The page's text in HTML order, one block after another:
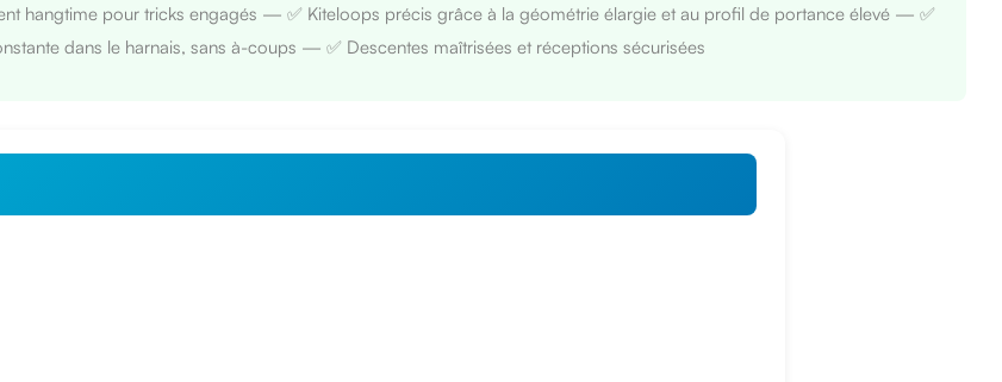
hangtime pour tricks engagés — ✅ Kiteloops précis grâce à la géométrie élargie et au profil de portance élevé — ✅
dans le harnais, sans à-coups — ✅ Descentes maîtrisées et réceptions sécurisées